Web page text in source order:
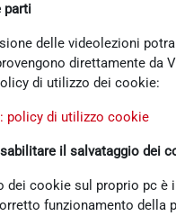
parti
delle videolezioni
direttamente da
di utilizzo dei cookie:
policy di utilizzo cookie
il salvataggio dei
dei cookie sul proprio pc è
funzionamento della